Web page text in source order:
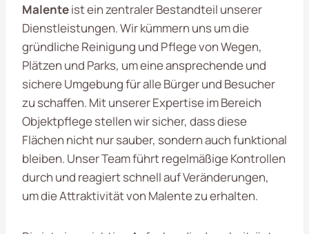
Malenteist ein zentraler Bestandteil unserer
Dienstleistungen. Wir kümmern uns um die
gründliche Reinigung und Pflege von Wegen,
Plätzen und Parks, um eine ansprechende und
sichere Umgebung für alle Bürger und Besucher
zu schaffen. Mit unserer Expertise im Bereich
Objektpflege stellen wir sicher, dass diese
Flächen nicht nur sauber, sondern auch funktional
bleiben. Unser Team führt regelmäßige Kontrollen
durch und reagiert schnell auf Veränderungen,
um die Attraktivität von Malente zu erhalten.